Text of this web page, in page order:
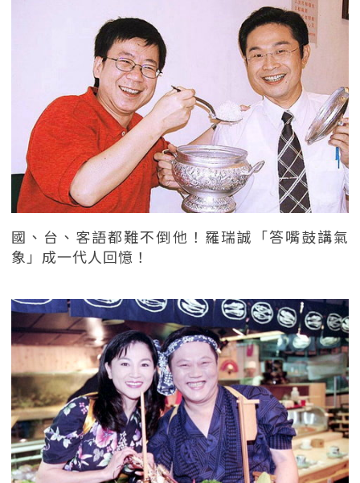
國、台、客語都難不倒他！羅瑞誠「答嘴鼓講氣
象」成一代人回憶！